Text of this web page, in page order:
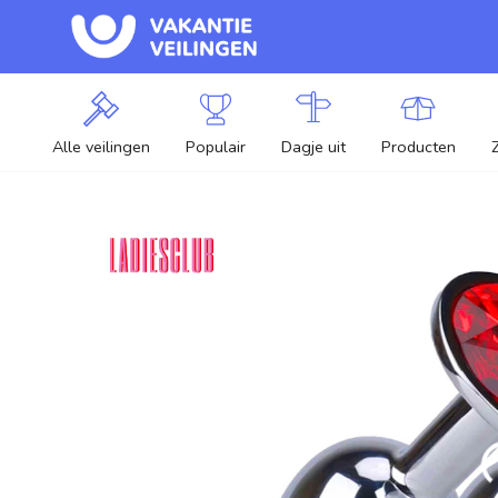
Alle veilingen Populair Dagje uit Producten